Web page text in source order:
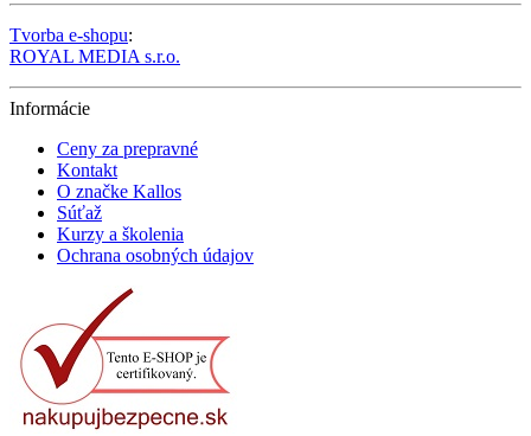
Tvorba e-shopu:
ROYAL MEDIA s.r.o.
Informácie
Ceny za prepravné
Kontakt
O značke Kallos
Súťaž
Kurzy a školenia
Ochrana osobných údajov